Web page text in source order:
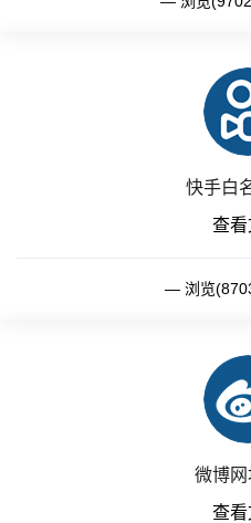
快手白
查看
浏览
微博
查看